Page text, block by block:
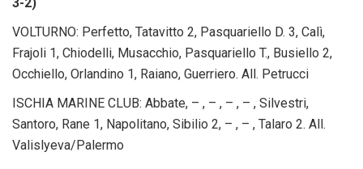
VOLTURNO: Perfetto, Tatavitto 2, Pasquariello D. 3, Calì,
Frajoli 1, Chiodelli, Musacchio, Pasquariello T., Busiello 2,
Occhiello, Orlandino 1, Raiano, Guerriero. All. Petrucci
ISCHIA MARINE CLUB: Abbate, – , – , – , – , Silvestri,
Santoro, Rane 1, Napolitano, Sibilio 2, – , – , Talaro 2. All.
Valislyeva/Palermo